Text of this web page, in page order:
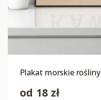
Plakat morskie rośliny
od 18 zł